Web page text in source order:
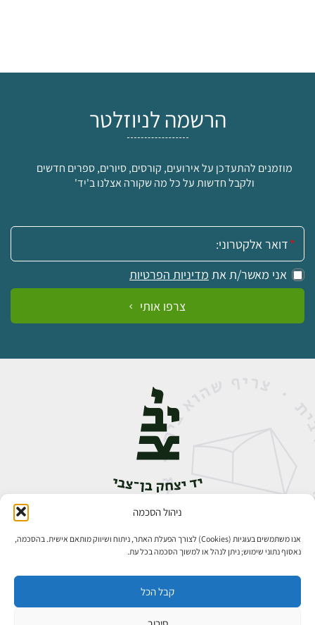
ניהול הסכמה
אנו משתמשים בעוגיות (Cookies) לצורך הפעלת האתר, ניתוח ושיווק מותאם אישית. בהסכמה,
נאסוף נתוני שימוש; ניתן לנהל או למשוך הסכמה בכל עת.
קבל הכל
הרשמה לניוזלטר
מוזמנים להתעדכן על אירועים, קורסים, סיורים, ספרים חדשים
ולקבל חדשות על כל מה שקורה אצלנו ב'יד'
אימייל:
אני מאשר/ת את מדיניות הפרטיות
צרפו אותי
אבן גבירול 14, רחביה, ירושלים